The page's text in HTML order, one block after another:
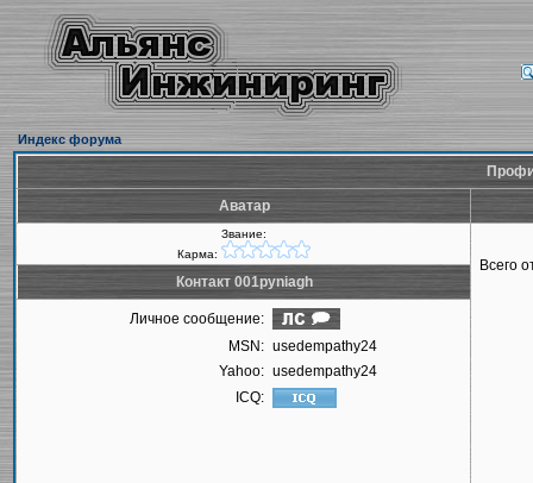
Индекс форума
Аватар
Звание:
Карма:
Всего
Контакт 001pyniagh
Личное сообщение:
MSN: usedempathy24
Yahoo: usedempathy24
ICQ: